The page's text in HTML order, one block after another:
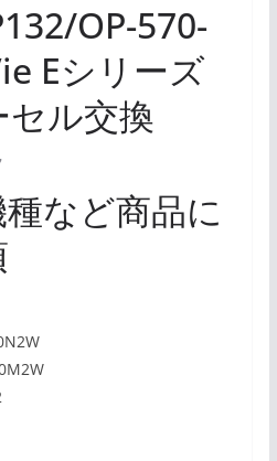
OP-570-
Eシリーズ
ル交換
など商品に